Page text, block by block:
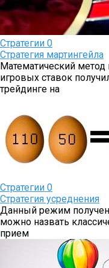
Стратегии 0
Стратегия мартингейла
Математический
игровых ставок
трейдинге на
Стратегии 0
Стратегия усреднения
Данный режим
можно назвать
прием